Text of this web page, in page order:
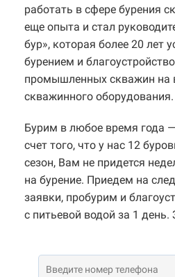
работать в сфере бурения
еще опыта и стал
бур», которая более 20 лет
бурением и
промышленных скважин на
скважинного оборудования.
Бурим в любое время года
счет того, что у нас 12
сезон, Вам не придется
на бурение. Приедем на
заявки, пробурим и
с питьевой водой за 1 день.